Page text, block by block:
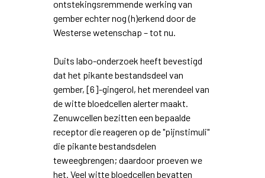
ontstekingsremmende werking van
gember echter nog (h)erkend door de
Westerse wetenschap – tot nu.
Duits labo-onderzoek heeft bevestigd
dat het pikante bestandsdeel van
gember, [6]-gingerol, het merendeel van
de witte bloedcellen alerter maakt.
Zenuwcellen bezitten een bepaalde
receptor die reageren op de "pijnstimuli"
die pikante bestandsdelen
teweegbrengen; daardoor proeven we
het. Veel witte bloedcellen bevatten